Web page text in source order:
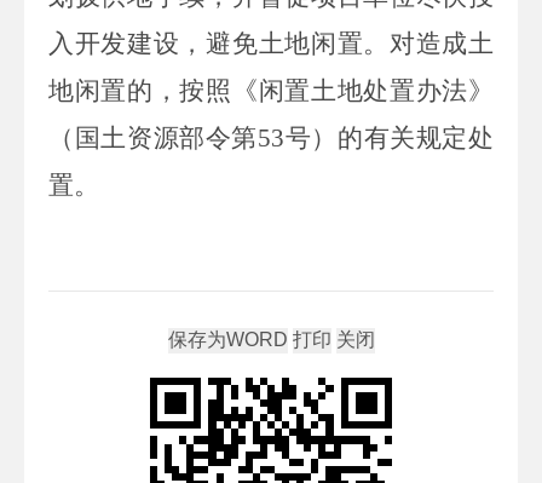
入开发建设，避免土地闲置。对造成土
地闲置的，按照《闲置土地处置办法》
（国土资源部令第53号）的有关规定处
置。